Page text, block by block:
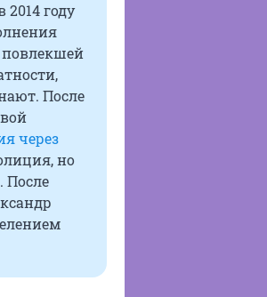
году
повлекшей
После
через
но
После